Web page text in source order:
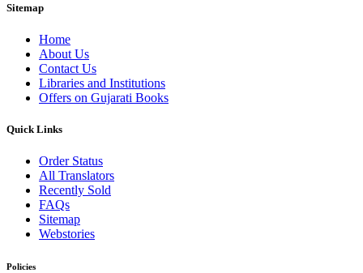
Sitemap
Home
About Us
Contact Us
Libraries and Institutions
Offers on Gujarati Books
Quick Links
Order Status
All Translators
Recently Sold
FAQs
Sitemap
Webstories
Policies